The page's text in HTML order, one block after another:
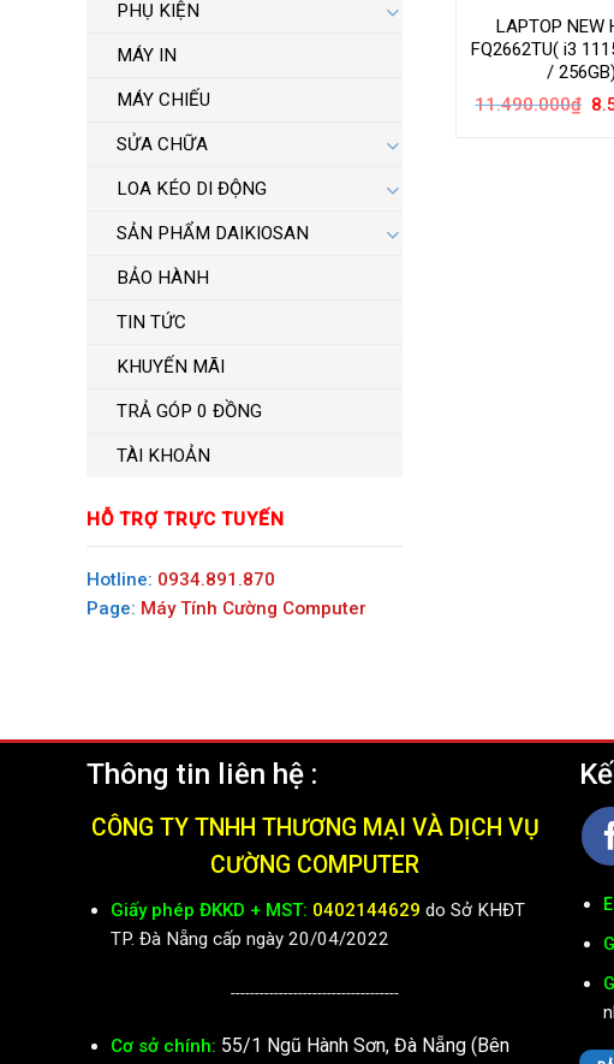
PHỤ KIỆN
MÁY IN
MÁY CHIẾU
SỬA CHỮA
LOA KÉO DI ĐỘNG
SẢN PHẨM DAIKIOSAN
BẢO HÀNH
TIN TỨC
KHUYẾN MÃI
TRẢ GÓP 0 ĐỒNG
TÀI KHOẢN
HỖ TRỢ TRỰC TUYẾN
Hotline: 0934.891.870
Page: Máy Tính Cường Computer
LAPTOP NEW
FQ2662TU( i3
/ 256GB)
11.490.000₫ Giá
Thông tin liên hệ :
CÔNG TY TNHH THƯƠNG MẠI VÀ DỊCH VỤ
CƯỜNG COMPUTER
Giấy phép ĐKKD + MST: 0402144629 do Sở KHĐT
TP. Đà Nẵng cấp ngày 20/04/2022
-----------------------------------
Cơ sở chính: 55/1 Ngũ Hành Sơn, Đà Nẵng (Bên